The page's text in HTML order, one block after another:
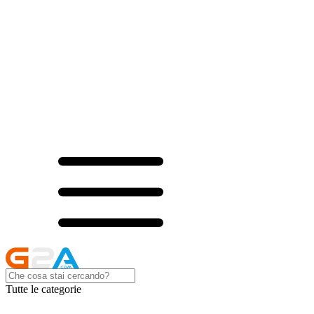
Tutte le categorie